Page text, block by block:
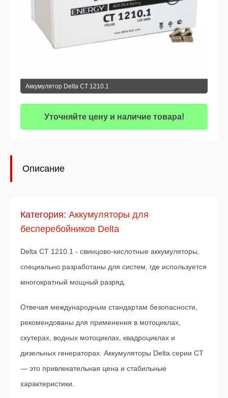
Аккумулятор Delta CT 1210.1
Уточняйте цену и наличие товара!
Описание
Категория: Аккумуляторы для
бесперебойников Delta
Delta CT 1210.1 - cвинцово-кислотные аккумуляторы,
специально разработаны для систем, где используется
многократный мощный разряд.
Отвечая международным стандартам безопасности,
рекомендованы для применения в мотоциклах,
скутерах, водных мотоциклах, квадроциклах и
дизельных генераторах. Аккумуляторы Delta серии CT
— это привлекательная цена и стабильные
характеристики.